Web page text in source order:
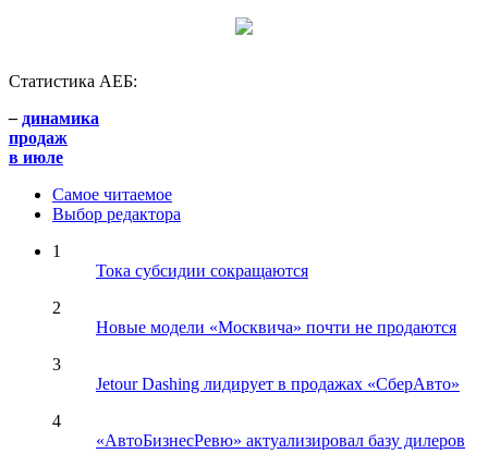
Статистика АЕБ:
– динамика
продаж
в июле
Самое читаемое
Выбор редактора
1
Тока субсидии сокращаются
2
Новые модели «Москвича» почти не продаются
3
Jetour Dashing лидирует в продажах «СберАвто»
4
«АвтоБизнесРевю» актуализировал базу дилеров